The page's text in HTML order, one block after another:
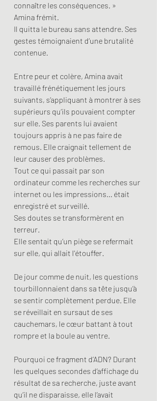
connaître les conséquences. »
Amina frémit.
Il quitta le bureau sans attendre. Ses
gestes témoignaient d’une brutalité
contenue.
Entre peur et colère, Amina avait
travaillé frénétiquement les jours
suivants, s’appliquant à montrer à ses
supérieurs qu’ils pouvaient compter
sur elle. Ses parents lui avaient
toujours appris à ne pas faire de
remous. Elle craignait tellement de
leur causer des problèmes.
Tout ce qui passait par son
ordinateur comme les recherches sur
internet ou les impressions... était
enregistré et surveillé.
Ses doutes se transformèrent en
terreur.
Elle sentait qu’un piège se refermait
sur elle, qui allait l'étouffer.
De jour comme de nuit, les questions
tourbillonnaient dans sa tête jusqu’à
se sentir complètement perdue. Elle
se réveillait en sursaut de ses
cauchemars, le cœur battant à tout
rompre et la boule au ventre.
Pourquoi ce fragment d’ADN? Durant
les quelques secondes d’affichage du
résultat de sa recherche, juste avant
qu’il ne disparaisse, elle l’avait